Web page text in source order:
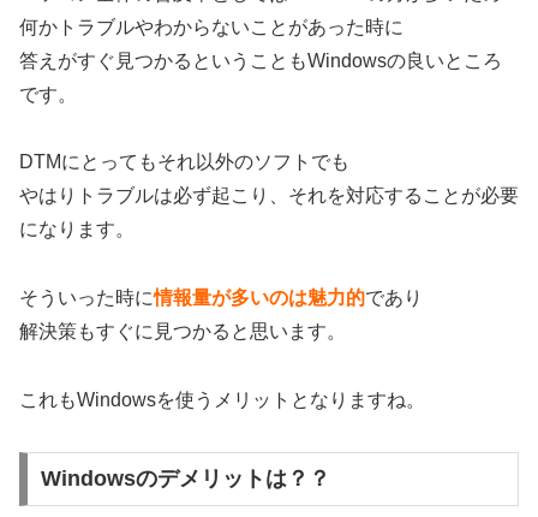
何かトラブルやわからないことがあった時に
答えがすぐ見つかるということもWindowsの良いところ
です。
DTMにとってもそれ以外のソフトでも
やはりトラブルは必ず起こり、それを対応することが必要
になります。
そういった時に情報量が多いのは魅力的であり
解決策もすぐに見つかると思います。
これもWindowsを使うメリットとなりますね。
Windowsのデメリットは？？